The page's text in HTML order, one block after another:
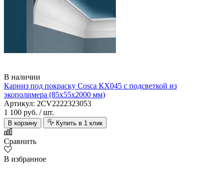
В наличии
Карниз под покраску Cosca КХ045 с подсветкой из
экополимера (85х55х2000 мм)
Артикул: 2CV2222323053
1 100 руб. / шт.
В корзину Купить в 1 клик
Сравнить
В избранное